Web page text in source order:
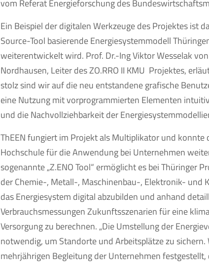
vom Referat Energieforschung des
Ein Beispiel der digitalen Werkzeuge des Projektes ist
Source-Tool basierende Energiesystemmodell
weiterentwickelt wird. Prof. Dr.-Ing Viktor Wesselak
Nordhausen, Leiter des ZO.RRO II KMU Projektes,
stolz sind wir auf die neu entstandene grafische
eine Nutzung mit vorprogrammierten Elementen
und die Nachvollziehbarkeit der
ThEEN fungiert im Projekt als Multiplikator und konnte
Hochschule für die Anwendung bei Unternehmen
sogenannte „Z.ENO Tool“ ermöglicht es bei Thüringer
der Chemie-, Metall-, Maschinenbau-, Elektronik- und
das Energiesystem digital abzubilden und anhand
Verbrauchsmessungen Zukunftsszenarien für eine
Versorgung zu berechnen. „Die Umstellung der
notwendig, um Standorte und Arbeitsplätze zu sichern.
mehrjährigen Begleitung der Unternehmen festgestellt,